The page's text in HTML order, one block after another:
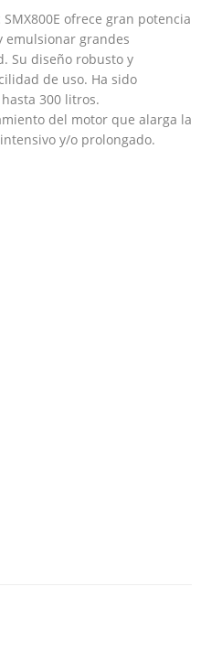
ofrece gran potencia
grandes
Su diseño robusto y
de uso. Ha sido
300 litros.
del motor que alarga la
y/o prolongado.